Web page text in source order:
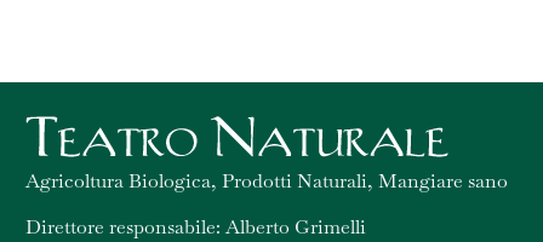
Agricoltura Biologica, Prodotti Naturali, Mangiare sano
Direttore responsabile: Alberto Grimelli